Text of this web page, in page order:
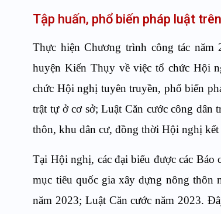
Tập huấn, phổ biến pháp luật
Thực hiện Chương trình công tác
huyện Kiến Thụy về việc tổ chức Hội
chức Hội nghị tuyên truyền, phổ biến
trật tự ở cơ sở; Luật Căn cước công dân
thôn, khu dân cư, đồng thời Hội nghị
Tại Hội nghị, các đại biểu được các Báo
mục tiêu quốc gia xây dựng nông thôn
năm 2023; Luật Căn cước năm 2023.